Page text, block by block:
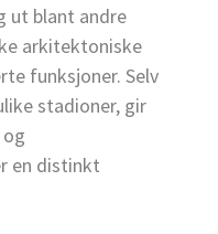
ut blant andre
arkitektoniske
funksjoner. Selv
stadioner, gir
en distinkt